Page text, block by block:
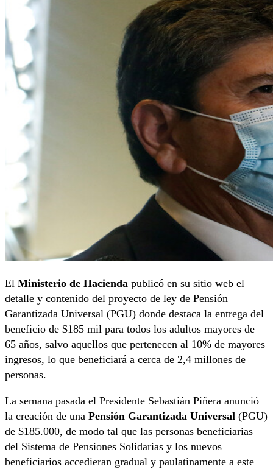
El Ministerio de Hacienda publicó en su sitio web el
detalle y contenido del proyecto de ley de Pensión
Garantizada Universal (PGU) donde destaca la entrega del
beneficio de $185 mil para todos los adultos mayores de
65 años, salvo aquellos que pertenecen al 10% de mayores
ingresos, lo que beneficiará a cerca de 2,4 millones de
personas.
La semana pasada el Presidente Sebastián Piñera anunció
la creación de una Pensión Garantizada Universal (PGU)
de $185.000, de modo tal que las personas beneficiarias
del Sistema de Pensiones Solidarias y los nuevos
beneficiarios accedieran gradual y paulatinamente a este